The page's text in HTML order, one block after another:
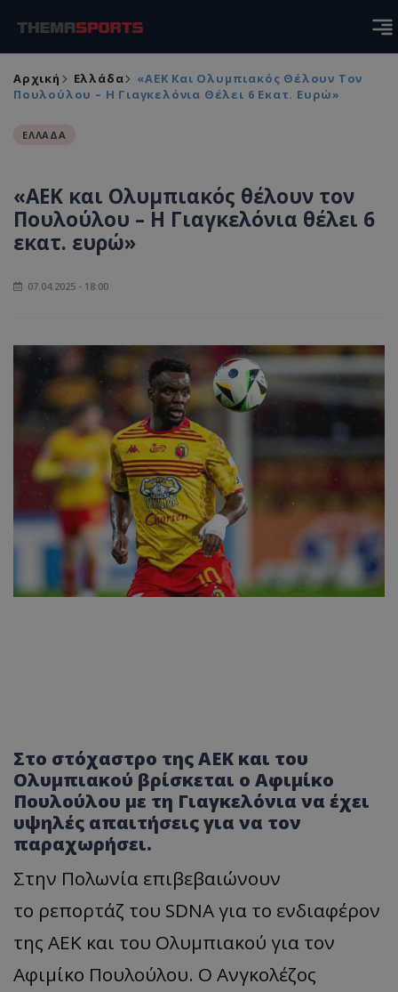
Αρχική Ελλάδα
«ΑΕΚ Και Ολυμπιακός Θέλουν Τον
Πουλούλου – Η Γιαγκελόνια Θέλει 6 Εκατ. Ευρώ»
ΕΛΛΑΔΑ
«ΑΕΚ και Ολυμπιακός θέλουν τον
Πουλούλου – Η Γιαγκελόνια θέλει 6
εκατ. ευρώ»
07.04.2025 - 18:00
Στο στόχαστρο της ΑΕΚ και του
Ολυμπιακού βρίσκεται ο Αφιμίκο
Πουλούλου με τη Γιαγκελόνια να έχει
υψηλές απαιτήσεις για να τον
παραχωρήσει.
Στην Πολωνία επιβεβαιώνουν
το ρεπορτάζ του SDNA για το ενδιαφέρον
της ΑΕΚ και του Ολυμπιακού για τον
Αφιμίκο Πουλούλου. Ο Ανγκολέζος